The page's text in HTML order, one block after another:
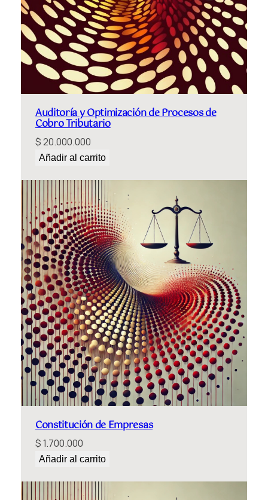
Auditoría y Optimización de Procesos de
Cobro Tributario
$20.000.000
Añadir al carrito
Constitución de Empresas
$1.700.000
Añadir al carrito